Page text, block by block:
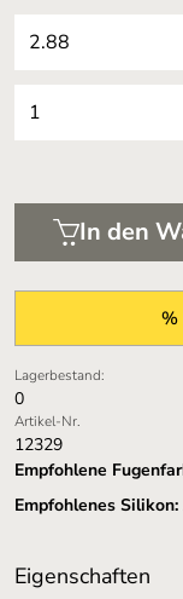
In den
%
Lagerbestand:
0
Artikel-Nr.
12329
Empfohlene
Empfohlenes Silikon:
Eigenschaften